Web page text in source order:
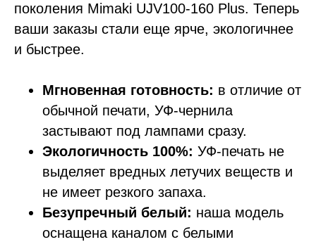
поколения Mimaki UJV100-160 Plus. Теперь
ваши заказы стали еще ярче, экологичнее
и быстрее.
Мгновенная готовность: в отличие от
обычной печати, УФ-чернила
застывают под лампами сразу.
Экологичность 100%: УФ-печать не
выделяет вредных летучих веществ и
не имеет резкого запаха.
Безупречный белый: наша модель
оснащена каналом с белыми